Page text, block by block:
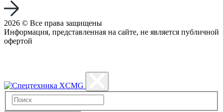
2026 © Все права защищены
Информация, представленная на сайте, не является публичной
офертой